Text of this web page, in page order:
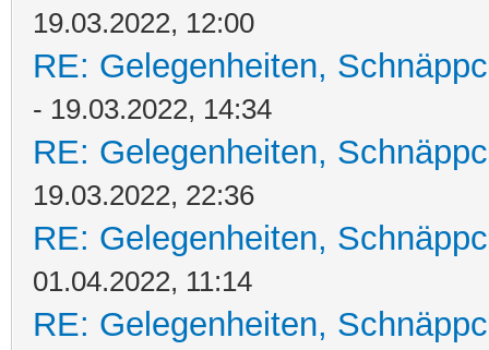
19.03.2022, 12:00
RE: Gelegenheiten,
- 19.03.2022, 14:34
RE: Gelegenheiten,
19.03.2022, 22:36
RE: Gelegenheiten,
01.04.2022, 11:14
RE: Gelegenheiten,